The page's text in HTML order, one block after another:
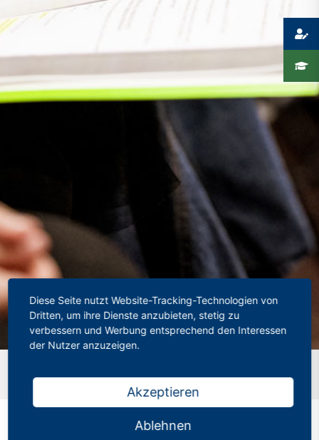
am geplanten LADG
Diese Seite nutzt Website-Tracking-Technologien von
Dritten, um ihre Dienste anzubieten, stetig zu
verbessern und Werbung entsprechend den Interessen
der Nutzer anzuzeigen.
Akzeptieren
Ablehnen